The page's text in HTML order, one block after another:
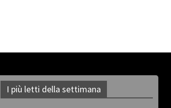
I più letti della settimana